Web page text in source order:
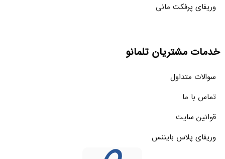
وریفای پرفکت مانی
خدمات مشتریان تلمانو
سوالات متداول
تماس با ما
قوانین سایت
وریفای پلاس بایننس